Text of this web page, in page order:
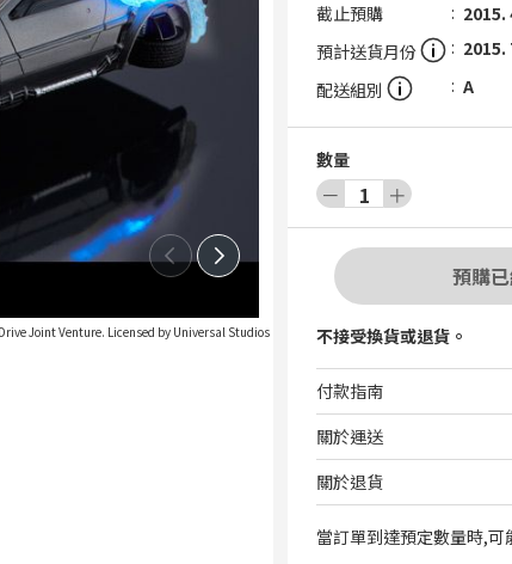
Joint Venture. Licensed by Universal Studios
截止預購
2015.
預計送貨月份
2015.
配送組別
A
數量
－ 1 ＋
預購
不接受換貨或退貨。
付款指南
關於運送
關於退貨
當訂單到達預定數量時,可